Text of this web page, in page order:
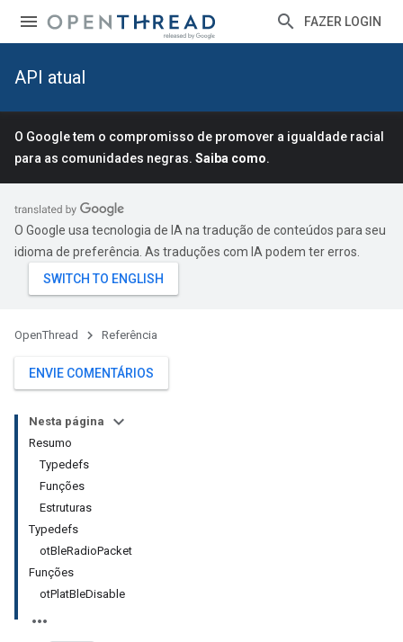
FAZER LOGIN
API atual
O Google tem o compromisso de promover a igualdade racial
para as comunidades negras. Saiba como.
O Google usa tecnologia de IA na tradução de conteúdos para seu
idioma de preferência. As traduções com IA podem ter erros.
OpenThread Referência
ENVIE COMENTÁRIOS
Nesta página
Resumo
Typedefs
Funções
Estruturas
Typedefs
otBleRadioPacket
Funções
otPlatBleDisable